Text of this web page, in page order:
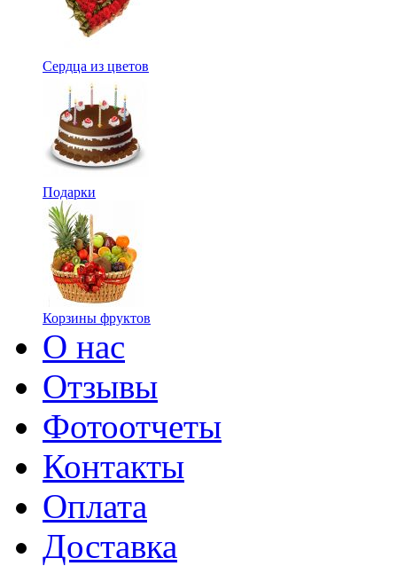
Сердца из цветов
Подарки
Корзины фруктов
О нас
Отзывы
Фотоотчеты
Контакты
Оплата
Доставка